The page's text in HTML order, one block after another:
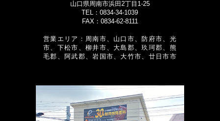
山口県周南市浜田2丁目1-25
TEL：0834-34-1039
FAX：0834-62-8111
営業エリア：周南市、山口市、防府市、光
市、下松市、柳井市、大島郡、玖珂郡、熊
毛郡、阿武郡、岩国市、大竹市、廿日市市